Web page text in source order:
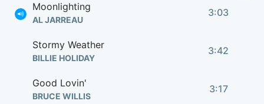
Moonlighting
AL JARREAU
3:03
Stormy Weather
BILLIE HOLIDAY
3:42
Good Lovin'
BRUCE WILLIS
3:17